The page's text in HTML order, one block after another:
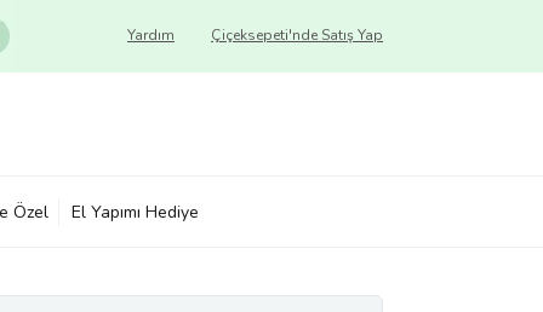
Çiçeksepeti'nde Satış Yap
Yardım
Özel El Yapımı Hediye